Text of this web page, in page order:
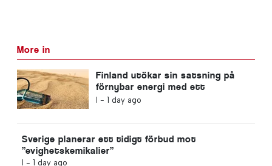
More in
Finland utökar sin satsning på
förnybar energi med ett
sandbatteri
I - 1 day ago
Sverige planerar ett tidigt förbud mot
”evighetskemikalier”
I - 1 day ago